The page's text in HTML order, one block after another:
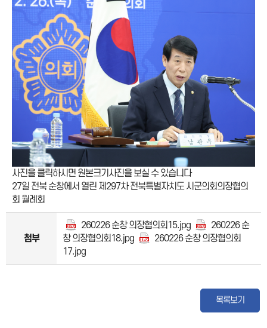
사진을 클릭하시면 원본크기사진을 보실 수 있습니다
27일 전북 순창에서 열린 제297차 전북특별자치도 시군의회의장협의
회 월례회
첨부
260226 순창 의장협의회15.jpg
260226 순
창 의장협의회18.jpg
260226 순창 의장협의회
17.jpg
목록보기